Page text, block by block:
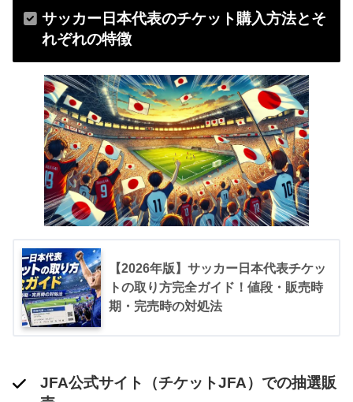
サッカー日本代表のチケット購入方法とそ
れぞれの特徴
【2026年版】サッカー日本代表チケッ
トの取り方完全ガイド！値段・販売時
期・完売時の対処法
JFA公式サイト（チケットJFA）での抽選販